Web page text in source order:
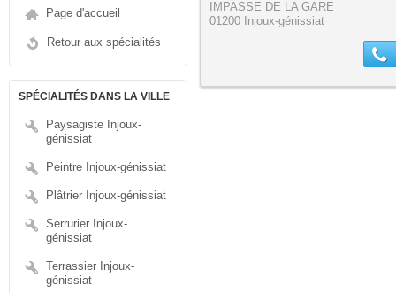
Page d'accueil
Retour aux spécialités
SPÉCIALITÉS DANS LA VILLE
Paysagiste Injoux-
génissiat
Peintre Injoux-génissiat
Plâtrier Injoux-génissiat
Serrurier Injoux-
génissiat
Terrassier Injoux-
génissiat
IMPASSE DE LA GARE
01200 Injoux-génissiat